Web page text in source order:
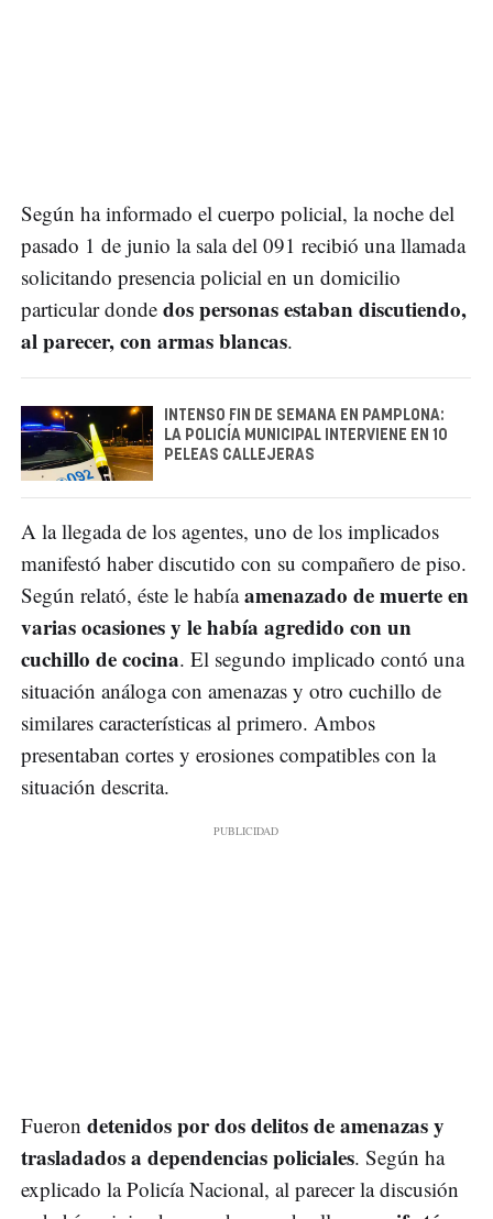
Según ha informado el cuerpo policial, la noche del
pasado 1 de junio la sala del 091 recibió una llamada
solicitando presencia policial en un domicilio
particular donde dos personas estaban discutiendo,
al parecer, con armas blancas.
INTENSO FIN DE SEMANA EN PAMPLONA:
LA POLICÍA MUNICIPAL INTERVIENE EN 10
PELEAS CALLEJERAS
A la llegada de los agentes, uno de los implicados
manifestó haber discutido con su compañero de piso.
Según relató, éste le habíaamenazado de muerte en
varias ocasiones y le había agredido con un
cuchillo de cocina. El segundo implicado contó una
situación análoga con amenazas y otro cuchillo de
similares características al primero. Ambos
presentaban cortes y erosiones compatibles con la
situación descrita.
Fueron detenidos por dos delitos de amenazas y
trasladados a dependencias policiales. Según ha
explicado la Policía Nacional, al parecer la discusión